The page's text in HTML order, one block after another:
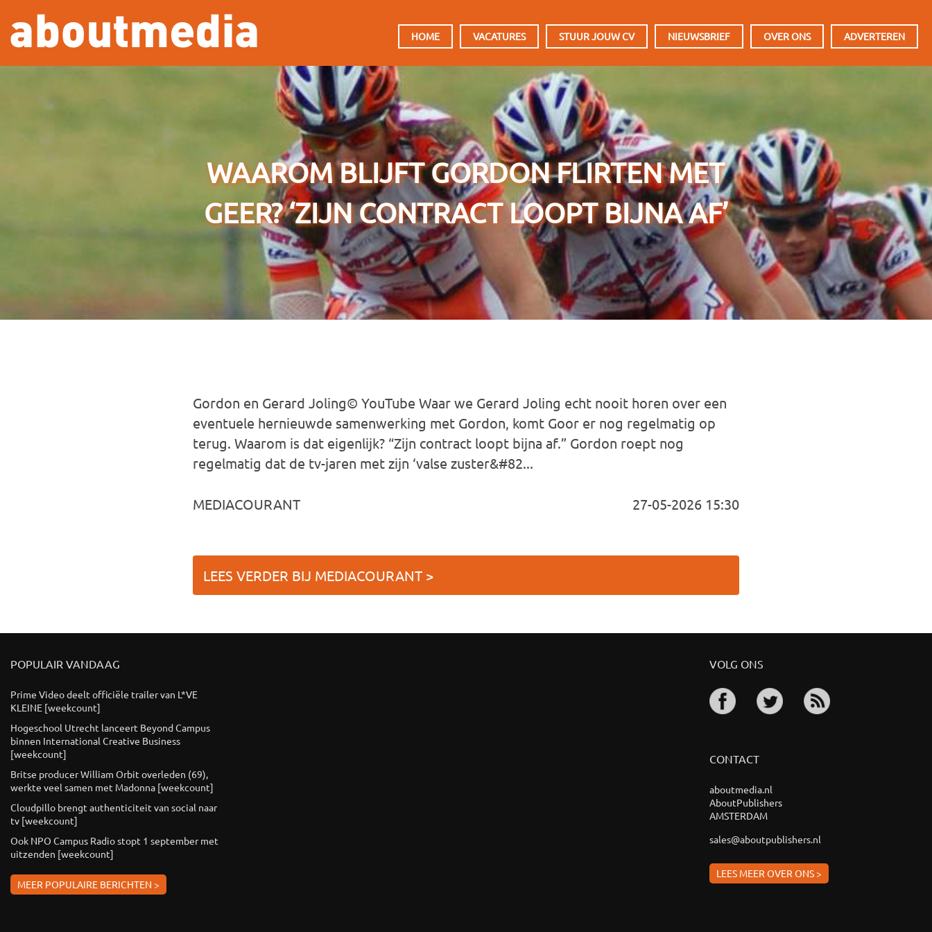
Overslaan en naar de inhoud gaan
HOOFDMENU
HOME VACATURES STUUR JOUW CV NIEUWSBRIEF OVER ONS ADVERTEREN
WAAROM BLIJFT GORDON FLIRTEN MET
GEER? ‘ZIJN CONTRACT LOOPT BIJNA AF’
Gordon en Gerard Joling© YouTube Waar we Gerard Joling echt nooit horen over een
eventuele hernieuwde samenwerking met Gordon, komt Goor er nog regelmatig op
terug. Waarom is dat eigenlijk? “Zijn contract loopt bijna af.” Gordon roept nog
regelmatig dat de tv-jaren met zijn ‘valse zuster&#82...
MEDIACOURANT 27-05-2026 15:30
LEES VERDER BIJ MEDIACOURANT >
POPULAIR VANDAAG
Prime Video deelt officiële trailer van L*VE
KLEINE [weekcount]
Hogeschool Utrecht lanceert Beyond Campus
binnen International Creative Business
[weekcount]
Britse producer William Orbit overleden (69),
werkte veel samen met Madonna [weekcount]
Cloudpillo brengt authenticiteit van social naar
tv [weekcount]
Ook NPO Campus Radio stopt 1 september met
uitzenden [weekcount]
MEER POPULAIRE BERICHTEN >
VOLG ONS
CONTACT
aboutmedia.nl
AboutPublishers
AMSTERDAM
sales@aboutpublishers.nl
LEES MEER OVER ONS >